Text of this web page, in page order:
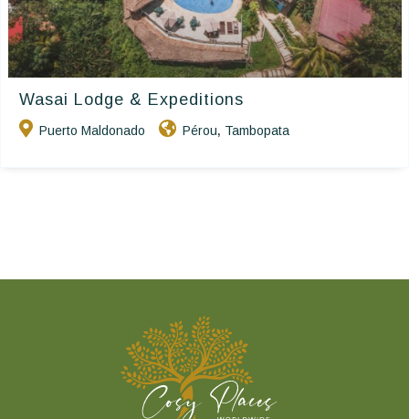
Wasai Lodge & Expeditions
Puerto Maldonado Pérou, Tambopata